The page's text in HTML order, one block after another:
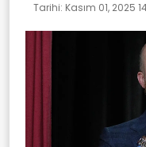
Tarihi: Kasım 01, 2025